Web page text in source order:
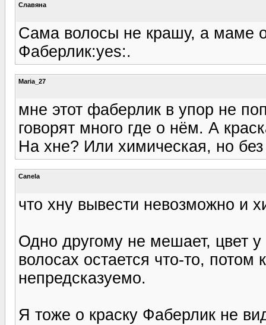
Славяна
Сама волосы не крашу, а маме
Фаберлик:yes:.
Maria_27
мне этот фаберлик в упор не
говорят много где о нём. А
На хне? Или химическая, но
Canela
что хну вывести невозможно и
Одно другому не мешает, цвет
волосах остается что-то,
непредсказуемо.
Я тоже о краску Фаберлик не